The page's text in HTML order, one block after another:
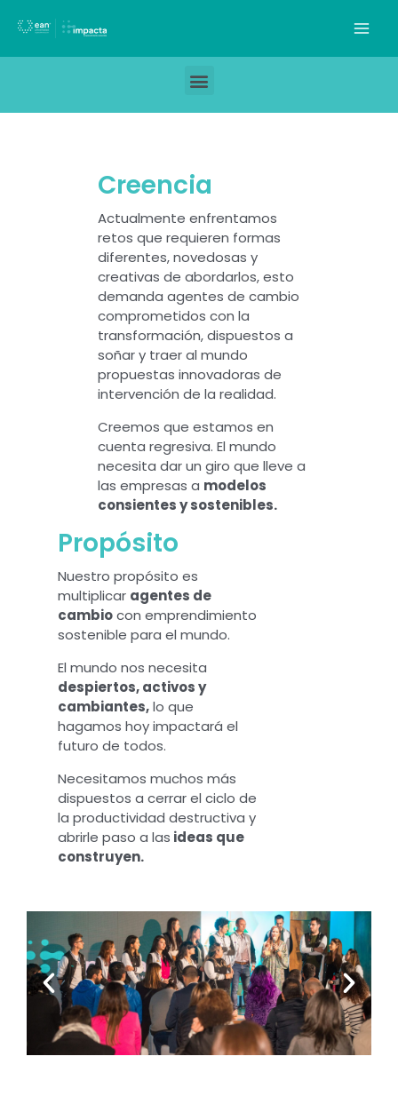
Creencia
Actualmente enfrentamos
retos que requieren formas
diferentes, novedosas y
creativas de abordarlos, esto
demanda agentes de cambio
comprometidos con la
transformación, dispuestos a
soñar y traer al mundo
propuestas innovadoras de
intervención de la realidad.
Creemos que estamos en
cuenta regresiva. El mundo
necesita dar un giro que lleve a
las empresas a modelos
consientes y sostenibles.
Propósito
Nuestro propósito es
multiplicar agentes de
cambiocon emprendimiento
sostenible para el mundo.
El mundo nos necesita
despiertos, activos y
cambiantes,lo que
hagamos hoy impactará el
futuro de todos.
Necesitamos muchos más
dispuestos a cerrar el ciclo de
la productividad destructiva y
abrirle paso a las ideas que
construyen.